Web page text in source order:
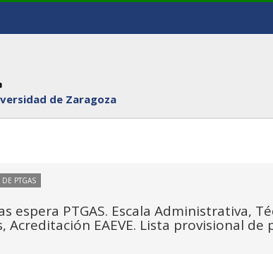
de Zaragoza
PTGAS
espera PTGAS. Escala Administrativa,
Acreditación EAEVE. Lista provisional